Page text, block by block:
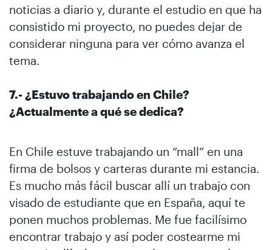
noticias a diario y, durante el estudio en que ha
consistido mi proyecto, no puedes dejar de
considerar ninguna para ver cómo avanza el
tema.
7.- ¿Estuvo trabajando en Chile?
¿Actualmente a qué se dedica?
En Chile estuve trabajando un “mall” en una
firma de bolsos y carteras durante mi estancia.
Es mucho más fácil buscar allí un trabajo con
visado de estudiante que en España, aquí te
ponen muchos problemas. Me fue facilísimo
encontrar trabajo y así poder costearme mi